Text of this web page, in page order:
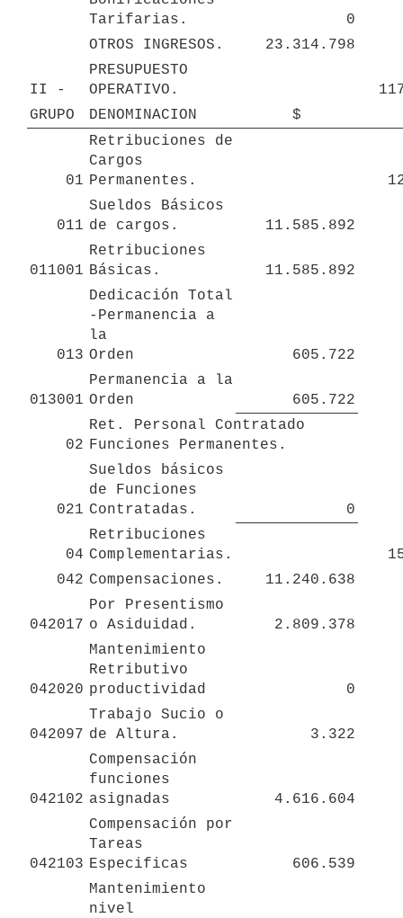
Tarifarias.
0
OTROS INGRESOS.
23.314.798
II -
PRESUPUESTO
OPERATIVO.
GRUPO
DENOMINACION $
01
Retribuciones de
Cargos
Permanentes.
011
Sueldos Básicos
de cargos.
11.585.892
011001
Retribuciones
Básicas.
11.585.892
013
Dedicación Total
-Permanencia a
la
Orden
605.722
013001
Permanencia a la
Orden
605.722
02
Ret. Personal Contratado
Funciones Permanentes.
021
Sueldos básicos
de Funciones
Contratadas.
0
04
Retribuciones
Complementarias.
042 Compensaciones. 11.240.638
042017
Por Presentismo
o Asiduidad.
2.809.378
042020
Mantenimiento
Retributivo
productividad
0
042097
Trabajo Sucio o
de Altura.
3.322
042102
Compensación
funciones
asignadas
4.616.604
042103
Compensación por
Tareas
Especificas
606.539
Mantenimiento
nivel